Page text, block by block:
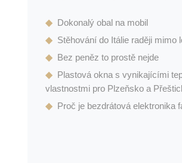
Dokonalý obal na mobil
Stěhování do Itálie raději mimo
Bez peněz to prostě nejde
Plastová okna s vynikajícími
vlastnostmi pro Plzeňsko a
Proč je bezdrátová elektronika